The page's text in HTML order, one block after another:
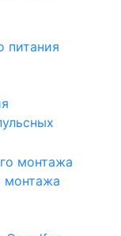
питания
монтажа